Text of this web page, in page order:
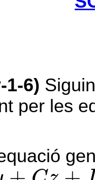
1-6)
per les
z+D= 0)